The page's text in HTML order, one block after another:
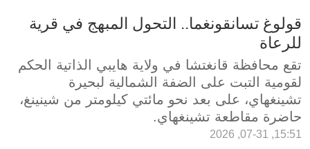
قولوغ تسانقونغما.. التحول المبهج في قرية
للرعاة
تقع محافظة قانغتشا في ولاية هايبي الذاتية الحكم
لقومية التبت على الضفة الشمالية لبحيرة
تشينغهاي، على بعد نحو مائتي كيلومتر من شينينغ،
حاضرة مقاطعة تشينغهاي.
15:51, 07-31, 2026